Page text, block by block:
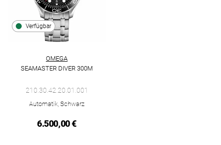
Verfügbar
OMEGA
SEAMASTER DIVER 300M
210.30.42.20.01.001
Automatik, Schwarz
6.500,00 €